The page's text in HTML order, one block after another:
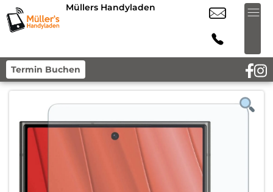
Müllers Handyladen
Termin Buchen